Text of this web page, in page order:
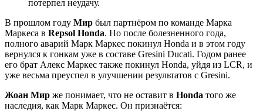
потерпел неудачу.
В прошлом году Мир был партнёром по команде Марка
Маркеса в Repsol Honda. Но после болезненного года,
полного аварий Марк Маркес покинул Honda и в этом году
вернулся к гонкам уже в составе Gresini Ducati. Годом ранее
его брат Алекс Маркес также покинул Honda, уйдя из LCR, и
уже весьма преуспел в улучшении результатов с Gresini.
Жоан Мир же понимает, что не оставит в Honda того же
наследия, как Марк Маркес. Он признаётся: